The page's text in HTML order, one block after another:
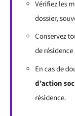
Vérifiez les
dossier,
Conservez
de
En cas de
d’action
résidence.